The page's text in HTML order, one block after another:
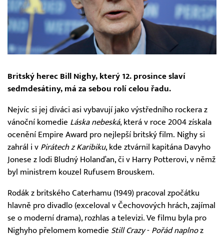
Britský herec Bill Nighy, který 12. prosince slaví
sedmdesátiny, má za sebou rolí celou řadu.
Nejvíc si jej diváci asi vybavují jako výstředního rockera z
vánoční komedie Láska nebeská, která v roce 2004 získala
ocenění Empire Award pro nejlepší britský film. Nighy si
zahrál i v Pirátech z Karibiku, kde ztvárnil kapitána Davyho
Jonese z lodi Bludný Holanďan, či v Harry Potterovi, v němž
byl ministrem kouzel Rufusem Brouskem.
Rodák z britského Caterhamu (1949) pracoval zpočátku
hlavně pro divadlo (exceloval v Čechovových hrách, zajímal
se o moderní drama), rozhlas a televizi. Ve filmu byla pro
Nighyho přelomem komedie Still Crazy- Pořád naplnoz